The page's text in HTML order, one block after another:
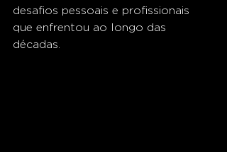
desafios pessoais e profissionais
que enfrentou ao longo das
décadas.